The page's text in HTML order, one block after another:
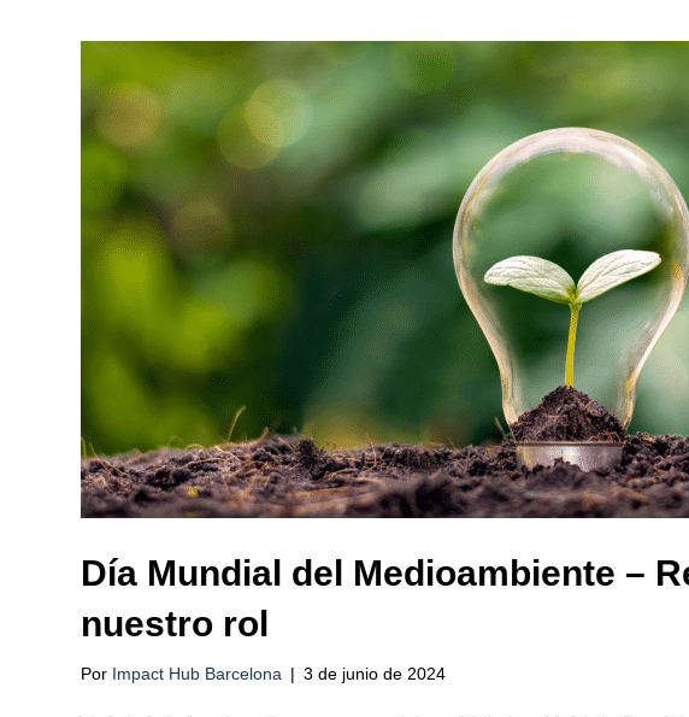
Día Mundial del Medioambiente –
nuestro rol
Por Impact Hub Barcelona | 3 de junio de 2024